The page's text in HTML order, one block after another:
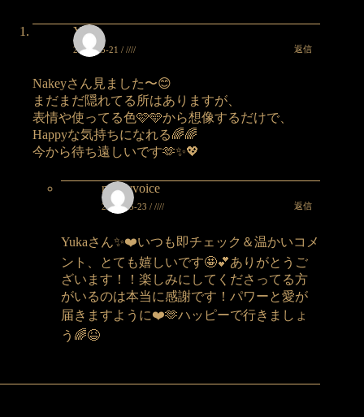
Yuka
2024-05-21 / //// 返信
Nakeyさん見ました〜😊
まだまだ隠れてる所はありますが、
表情や使ってる色🩷🩵から想像するだけで、
Happyな気持ちになれる🌈🌈
今から待ち遠しいです🫶✨💖
nakeyvoice
2024-05-23 / //// 返信
Yukaさん✨❤️いつも即チェック＆温かいコメ
ント、とても嬉しいです🤩💕ありがとうご
ざいます！！楽しみにしてくださってる方
がいるのは本当に感謝です！パワーと愛が
届きますように❤️🫶ハッピーで行きましょ
う🌈😆